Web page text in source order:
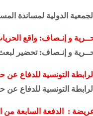
الجمعية الدولية لمساندة المساجين السياسيين:
و إنـصاف: واقع
و إنـصاف: تحضير
الرابطة التونسية للدفاع عن
الرابطة التونسية للدفاع عن
: الدفعة السابعة من